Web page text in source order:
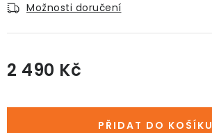
Možnosti doručení
2 490 Kč
PŘIDAT DO KOŠÍKU